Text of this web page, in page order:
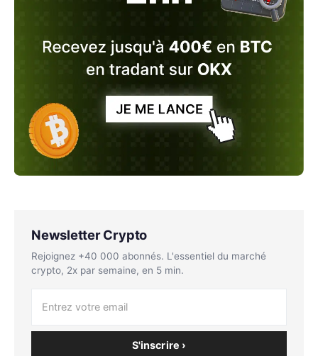
Newsletter Crypto
Rejoignez +40 000 abonnés. L'essentiel du marché
crypto, 2x par semaine, en 5 min.
S'inscrire ›